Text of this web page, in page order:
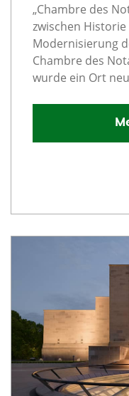
„Chambre des
zwischen
Modernisierung
Chambre des
wurde ein Ort